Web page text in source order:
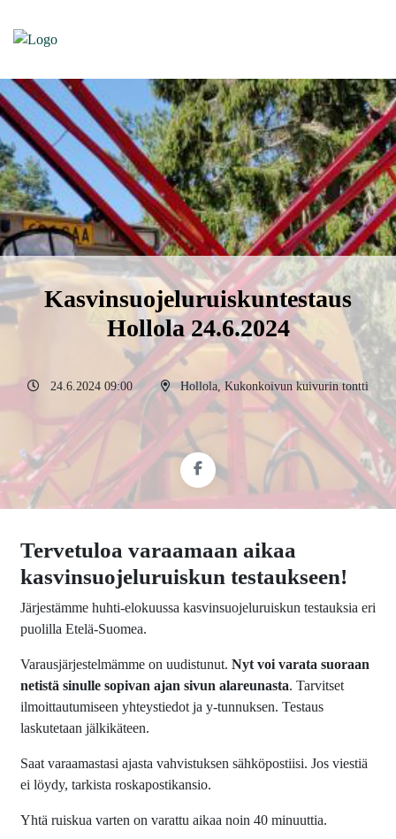
Kasvinsuojeluruiskuntestaus
Hollola 24.6.2024
24.6.2024 09:00 Hollola, Kukonkoivun kuivurin tontti
Tervetuloa varaamaan aikaa
kasvinsuojeluruiskun testaukseen!
Järjestämme huhti-elokuussa kasvinsuojeluruiskun testauksia eri
puolilla Etelä-Suomea.
Varausjärjestelmämme on uudistunut. Nyt voi varata suoraan
netistä sinulle sopivan ajan sivun alareunasta. Tarvitset
ilmoittautumiseen yhteystiedot ja y-tunnuksen. Testaus
laskutetaan jälkikäteen.
Saat varaamastasi ajasta vahvistuksen sähköpostiisi. Jos viestiä
ei löydy, tarkista roskapostikansio.
Yhtä ruiskua varten on varattu aikaa noin 40 minuuttia.